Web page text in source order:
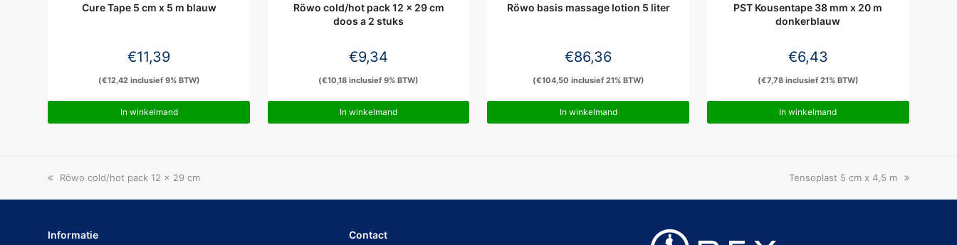
Cure Tape 5 cm x 5 m blauw
€11,39
(€12,42inclusief 9% BTW)
In winkelmand
Röwo cold/hot pack 12 x 29 cm
doos a 2 stuks
€9,34
(€10,18 inclusief 9% BTW)
In winkelmand
Röwo basis massage lotion 5 liter
€86,36
(€104,50 inclusief 21% BTW)
In winkelmand
PST Kousentape 38 mm x 20 m
donkerblauw
€6,43
(€7,78inclusief 21% BTW)
In winkelmand
previous
Röwo cold/hot pack 12 x 29 cm
next
Tensoplast 5 cm x 4,5 m
Informatie Contact